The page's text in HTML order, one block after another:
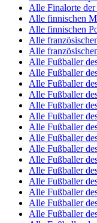
Alle Finalorte
Alle finnischen
Alle finnischen
Alle
Alle
Alle Fußballer
Alle Fußballer
Alle Fußballer
Alle Fußballer
Alle Fußballer
Alle Fußballer
Alle Fußballer
Alle Fußballer
Alle Fußballer
Alle Fußballer
Alle Fußballer
Alle Fußballer
Alle Fußballer
Alle Fußballer
Alle Fußballer